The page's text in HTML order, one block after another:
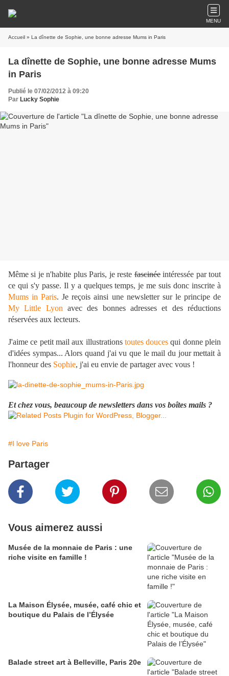
MENU
Accueil » La dînette de Sophie, une bonne adresse Mums in Paris
La dînette de Sophie, une bonne adresse Mums
in Paris
Publié le 07/02/2012 à 09:20
Par Lucky Sophie
Même si je n'habite plus Paris, je restefascinéeintéressée par tout
ce qui s'y passe. Il y a quelques temps, je me suis donc inscrite à
Mums in Paris. Je reçois ainsi une newsletter sur le principe de
My Little Lyon avec des bonnes adresses et des réductions
réservées aux lecteurs.
J'aime ce petit mail aux illustrations toutes douces qui donne plein
d'idées sympas... Alors quand j'ai vu que le mail du jour mettait à
l'honneur des Sophie, j'ai eu envie de partager avec vous !
Et chez vous, beaucoup de newsletters dans vos boîtes mails ?
#I love Paris
Partager
Vous aimerez aussi
Musée de la monnaie de Paris : une
riche visite en famille !
La Maison Élysée, musée, café chic et
boutique du Palais de l’Élysée
Balade street art à Belleville, Paris 20e